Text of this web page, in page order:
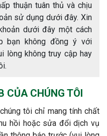
thuận tuân thủ và chịu
sử dụng dưới đây. Xin
dưới đây một cách
bạn không đồng ý với
lòng không truy cập hay
CỦA CHÚNG TÔI
tôi chỉ mang tính chất
hồi hoặc sửa đổi dịch vụ